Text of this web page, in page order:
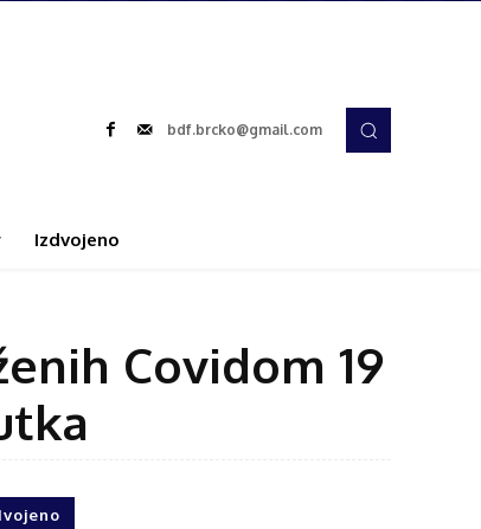
bdf.brcko@gmail.com
Izdvojeno
Covidom 19